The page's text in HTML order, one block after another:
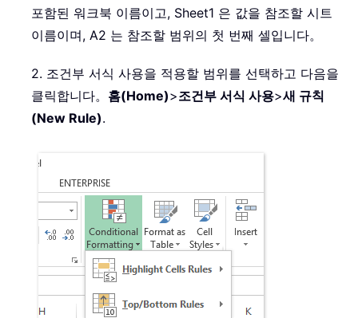
포함된 워크북 이름이고, Sheet1 은 값을 참조할 시트
이름이며, A2 는 참조할 범위의 첫 번째 셀입니다。
2. 조건부 서식 사용을 적용할 범위를 선택하고 다음을
클릭합니다。 홈(Home)>조건부 서식 사용>새 규칙
(New Rule).